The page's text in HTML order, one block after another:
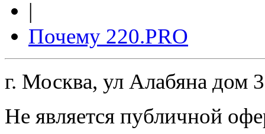
|
Почему 220.PRO
г. Москва, ул Алабяна дом
Не является публичной